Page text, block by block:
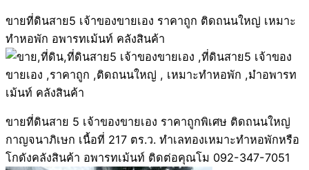
ขายที่ดินสาย5 เจ้าของขายเอง ราคาถูก ติดถนนใหญ่ เหมาะ
ทำหอพัก อพารทเม้นท์ คลังสินค้า
ขายที่ดินสาย 5 เจ้าของขายเอง ราคาถูกพิเศษ ติดถนนใหญ่
กาญจนาภิเษก เนื้อที่ 217 ตร.ว. ทำเลทองเหมาะทำหอพักหรือ
โกดังคลังสินค้า อพารทเม้นท์ ติดต่อคุณโม 092-347-7051